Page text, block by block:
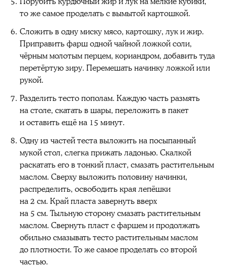
то же самое проделать с вымытой картошкой.
Сложить в одну миску мясо, картошку, лук и жир.
Приправить фарш одной чайной ложкой соли,
чёрным молотым перцем, кориандром, добавить туда
перетёртую зиру. Перемешать начинку ложкой или
рукой.
Разделить тесто пополам. Каждую часть размять
на столе, скатать в шары, переложить в пакет
и оставить ещё на 15 минут.
Одну из частей теста выложить на посыпанный
мукой стол, слегка прижать ладонью. Скалкой
раскатать его в тонкий пласт, смазать растительным
маслом. Сверху выложить половину начинки,
распределить, освободить края лепёшки
на 2 см. Край пласта завернуть вверх
на 5 см. Тыльную сторону смазать растительным
маслом. Свернуть пласт с фаршем и продолжать
обильно смазывать тесто растительным маслом
до плотности. То же самое проделать со второй
частью.